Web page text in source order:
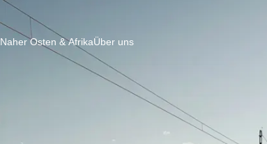
Naher Osten & AfrikaÜber uns